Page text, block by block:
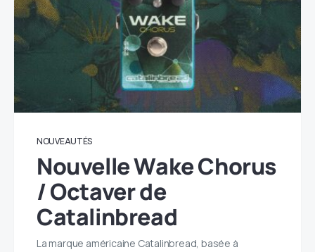
NOUVEAUTÉS
Nouvelle Wake Chorus
/ Octaver de
Catalinbread
La marque américaine Catalinbread, basée à